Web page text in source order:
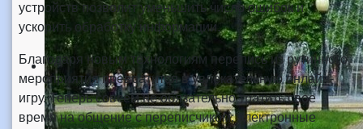
устройств позволит уменьшить число ошибок и
ускорить обработку информации.
Благодаря новым технологиям перепись из рутинного
мероприятия превратится в увлекательную онлайн-
игру. Теперь совсем не обязательно тратить свое
время на общение с переписчиком: электронные